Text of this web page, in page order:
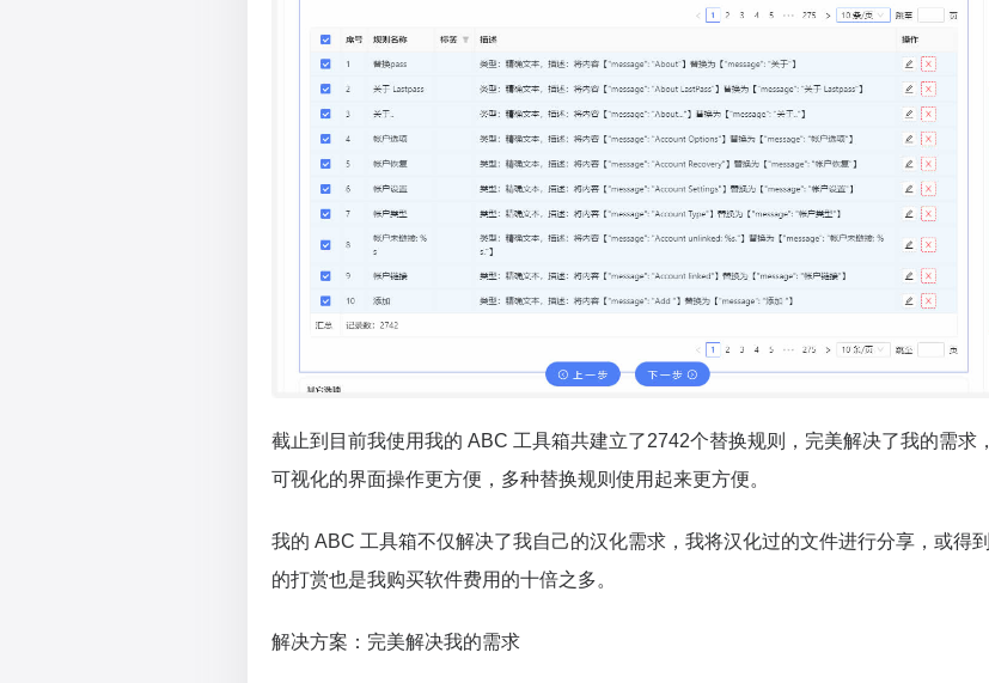
截止到目前我使用我的 ABC 工具箱共建立了2742个替换规则，完美解决了我的需求，
可视化的界面操作更方便，多种替换规则使用起来更方便。
我的 ABC 工具箱不仅解决了我自己的汉化需求，我将汉化过的文件进行分享，或得到
的打赏也是我购买软件费用的十倍之多。
解决方案：完美解决我的需求